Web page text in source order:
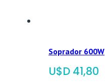
Soprador 600W
$ 41,80